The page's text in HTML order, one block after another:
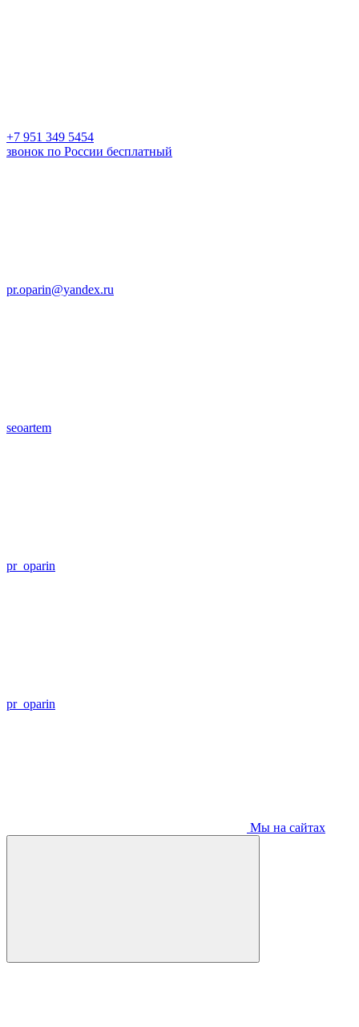
+7 951 349 5454
звонок по России бесплатный
pr.oparin@yandex.ru
seoartem
pr_oparin
pr_oparin
Мы на сайтах